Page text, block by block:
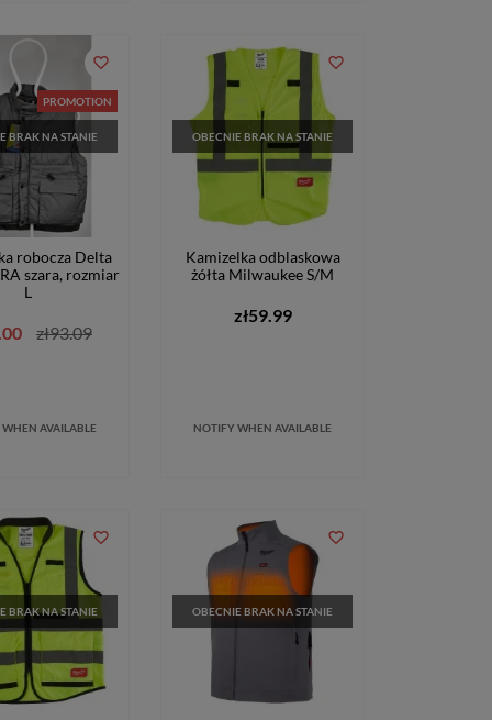
PROMOTION
BRAK NA STANIE
robocza Delta
szara, rozmiar
L
zł93.09
AVAILABLE
favorite_border
OBECNIE BRAK NA STANIE
Kamizelka odblaskowa
żółta Milwaukee S/M
zł59.99
NOTIFY WHEN AVAILABLE
favorite_border
BRAK NA STANIE
favorite_border
OBECNIE BRAK NA STANIE
favorite_border